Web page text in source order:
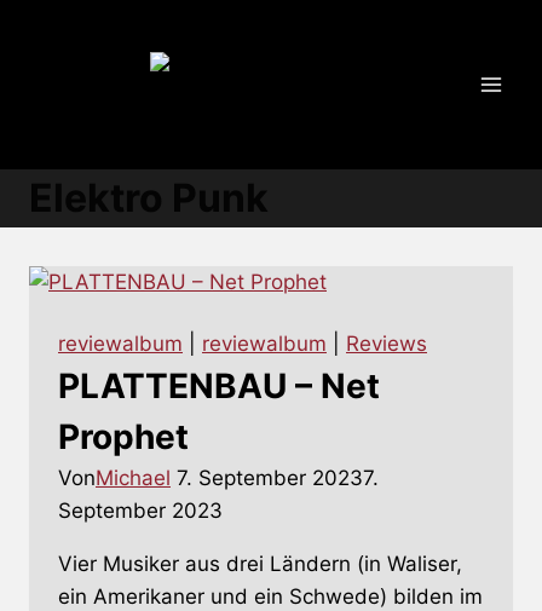
Elektro Punk
reviewalbum reviewalbum Reviews
PLATTENBAU – Net
Prophet
VonMichael 7. September 20237.
September 2023
Vier Musiker aus drei Ländern (in Waliser,
ein Amerikaner und ein Schwede) bilden im